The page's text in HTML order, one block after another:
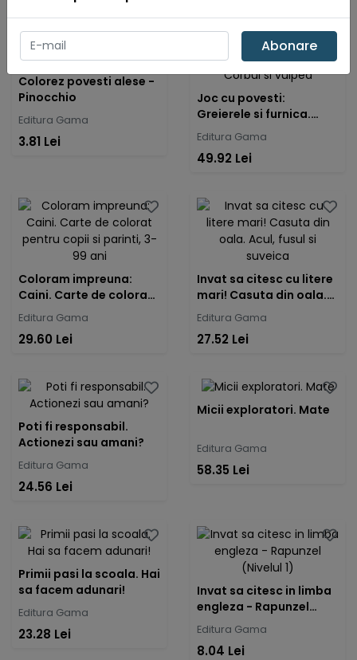
Colorez povesti alese -
Pinocchio
Editura Gama
3.81 Lei
Joc cu povesti:
Greierele si furnica.
Corbul si vulpea
Editura Gama
49.92 Lei
Coloram impreuna:
Caini. Carte de colorat
pentru copii si parinti,
3-99 ani
Editura Gama
29.60 Lei
Invat sa citesc cu litere
mari! Casuta din oala.
Acul, fusul si suveica
Editura Gama
27.52 Lei
Poti fi responsabil.
Actionezi sau amani?
Editura Gama
24.56 Lei
Micii exploratori. Mate
Editura Gama
58.35 Lei
Primii pasi la scoala. Hai
sa facem adunari!
Editura Gama
23.28 Lei
Invat sa citesc in limba
engleza - Rapunzel
(Nivelul 1)
Editura Gama
8.04 Lei
Abonare